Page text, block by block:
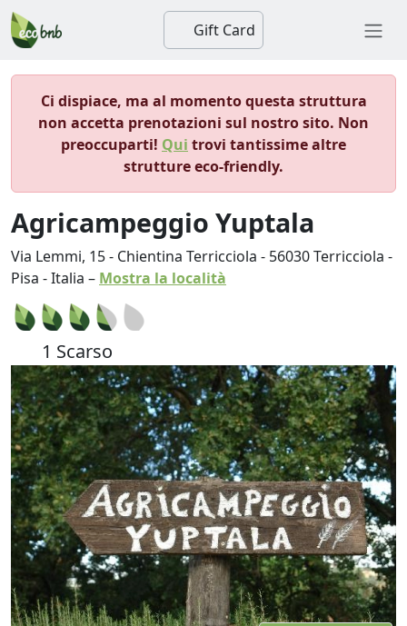
Gift Card
Ci dispiace, ma al momento questa struttura
non accetta prenotazioni sul nostro sito. Non
preoccuparti! Qui trovi tantissime altre
strutture eco-friendly.
Agricampeggio Yuptala
Via Lemmi, 15 - Chientina Terricciola - 56030Terricciola -
Pisa -Italia – Mostra la località
1 Scarso